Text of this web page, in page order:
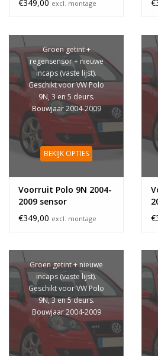
€349,00 excl. montage
Groen getint +
regensensor + nieuwe
incaps (vaste lijst).
Geschikt voor VW Polo
9N, 3 en 5 deurs.
Bouwjaar 2004-2009
BEKIJK OPTIES
Voorruit Polo 9N 2004-
2009 sensor
€349,00 excl. montage
Groen getint + nieuwe
incaps (vaste lijst).
Geschikt voor VW Polo
9N, 3 en 5 deurs.
Bouwjaar 2004-2009